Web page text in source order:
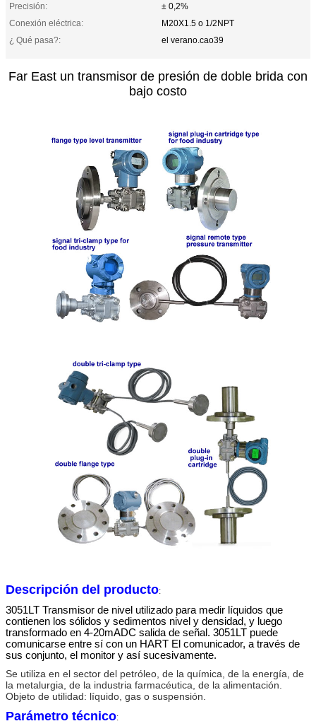
Precisión:
± 0,2%
Conexión eléctrica:
M20X1.5 o 1/2NPT
¿ Qué pasa?:
el verano.cao39
Far East un transmisor de presión de doble brida con
bajo costo
Descripción del producto:
3051LT Transmisor de nivel utilizado para medir líquidos que
contienen los sólidos y sedimentos nivel y densidad, y luego
transformado en 4-20mADC salida de señal. 3051LT puede
comunicarse entre sí con un HART El comunicador, a través de
sus conjunto, el monitor y así sucesivamente.
Se utiliza en el sector del petróleo, de la química, de la energía, de
la metalurgia, de la industria farmacéutica, de la alimentación.
Objeto de utilidad: líquido, gas o suspensión.
Parámetro técnico: